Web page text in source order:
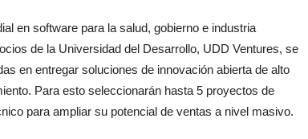
en software para la salud, gobierno e industria
de la Universidad del Desarrollo, UDD Ventures, se
en entregar soluciones de innovación abierta de alto
Para esto seleccionarán hasta 5 proyectos de
para ampliar su potencial de ventas a nivel masivo.